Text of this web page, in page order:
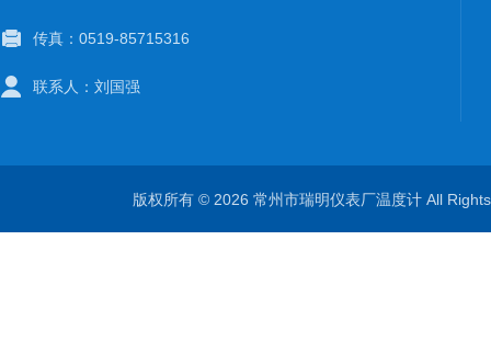
传真：0519-85715316
联系人：刘国强
版权所有 © 2026 常州市瑞明仪表厂温度计 All